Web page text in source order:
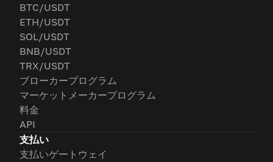
BTC/USDT
ETH/USDT
SOL/USDT
BNB/USDT
TRX/USDT
ブローカープログラム
マーケットメーカープログラム
料金
API
支払い
支払いゲートウェイ